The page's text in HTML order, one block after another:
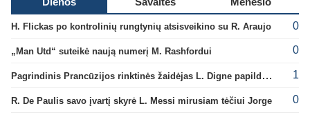
H. Flickas po kontrolinių rungtynių atsisveikino su R. Araujo 0
„Man Utd“ suteikė naują numerį M. Rashfordui 0
Pagrindinis Prancūzijos rinktinės žaidėjas L. Digne papildė PSG gretas 1
R. De Paulis savo įvartį skyrė L. Messi mirusiam tėčiui Jorge 0